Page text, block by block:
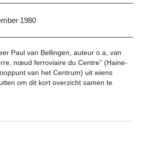
1980
Paul van Bellingen, auteur o.a, van
nœud ferroviaire du Centre” (Haine-
van het Centrum) uit wiens
om dit kort overzicht samen te